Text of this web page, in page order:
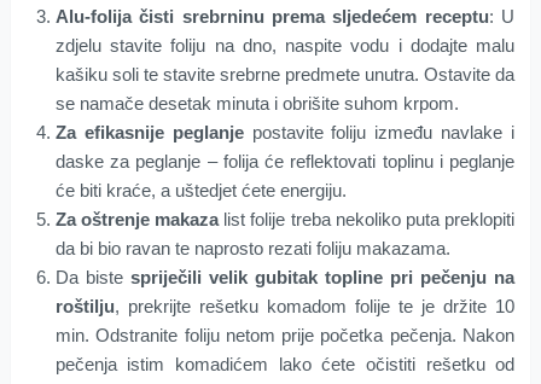
Alu-folija čisti srebrninu prema sljedećem receptu: U
zdjelu stavite foliju na dno, naspite vodu i dodajte malu
kašiku soli te stavite srebrne predmete unutra. Ostavite da
se namače desetak minuta i obrišite suhom krpom.
Za efikasnije peglanjepostavite foliju između navlake i
daske za peglanje – folija će reflektovati toplinu i peglanje
će biti kraće, a uštedjet ćete energiju.
Za oštrenje makazalist folije treba nekoliko puta preklopiti
da bi bio ravan te naprosto rezati foliju makazama.
Da bistespriječili velik gubitak topline pri pečenju na
roštilju, prekrijte rešetku komadom folije te je držite 10
min. Odstranite foliju netom prije početka pečenja. Nakon
pečenja istim komadićem lako ćete očistiti rešetku od